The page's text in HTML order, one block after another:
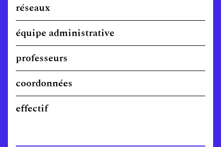
réseaux
équipe administrative
professeurs
coordonnées
effectif